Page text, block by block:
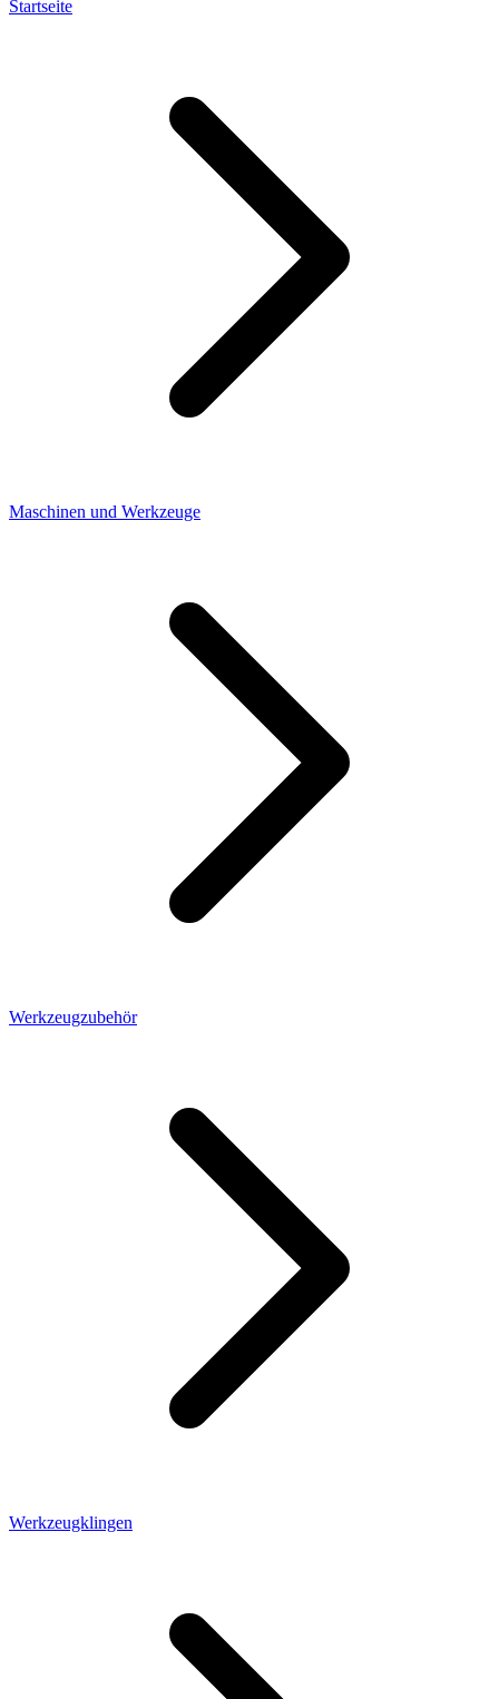
Startseite
Maschinen und Werkzeuge
Werkzeugzubehör
Werkzeugklingen